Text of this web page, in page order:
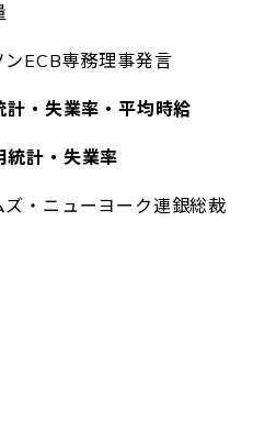
ECB専務理事発言
計・失業率・平均時給
統計・失業率
ニューヨーク連銀総裁